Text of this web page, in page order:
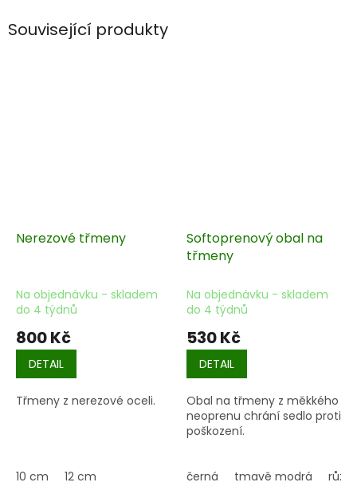
Související produkty
Nerezové třmeny
Na objednávku - skladem
do 4 týdnů
800 Kč
DETAIL
Třmeny z nerezové oceli.
10 cm 12 cm
Softoprenový obal na
třmeny
Na objednávku - skladem
do 4 týdnů
530 Kč
DETAIL
Obal na třmeny z měkkého
neoprenu chrání sedlo proti
poškození.
černá tmavě modrá